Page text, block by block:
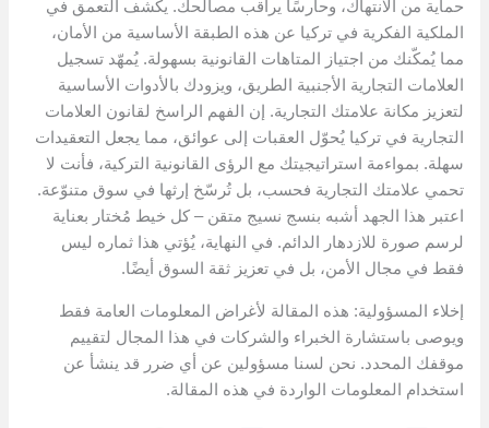
حماية من الانتهاك، وحارسًا يراقب مصالحك. يكشف التعمق في
الملكية الفكرية في تركيا عن هذه الطبقة الأساسية من الأمان،
مما يُمكّنك من اجتياز المتاهات القانونية بسهولة. يُمهّد تسجيل
العلامات التجارية الأجنبية الطريق، ويزودك بالأدوات الأساسية
لتعزيز مكانة علامتك التجارية. إن الفهم الراسخ لقانون العلامات
التجارية في تركيا يُحوّل العقبات إلى عوائق، مما يجعل التعقيدات
سهلة. بمواءمة استراتيجيتك مع الرؤى القانونية التركية، فأنت لا
تحمي علامتك التجارية فحسب، بل تُرسّخ إرثها في سوق متنوّعة.
اعتبر هذا الجهد أشبه بنسج نسيج متقن – كل خيط مُختار بعناية
لرسم صورة للازدهار الدائم. في النهاية، يُؤتي هذا ثماره ليس
فقط في مجال الأمن، بل في تعزيز ثقة السوق أيضًا.
إخلاء المسؤولية: هذه المقالة لأغراض المعلومات العامة فقط
ويوصى باستشارة الخبراء والشركات في هذا المجال لتقييم
موقفك المحدد. نحن لسنا مسؤولين عن أي ضرر قد ينشأ عن
استخدام المعلومات الواردة في هذه المقالة.